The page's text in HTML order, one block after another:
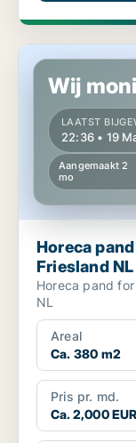
Horeca pand in
Wij
LAATST
22:36 • 19
Aangemaakt 2
mo
Horeca
Friesland NL
Horeca pand
NL
Areal
Ca. 380 m2
Pris pr. md.
Ca. 2,000